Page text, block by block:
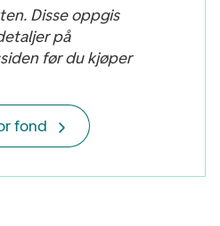
Disse oppgis
på
før du kjøper
fond